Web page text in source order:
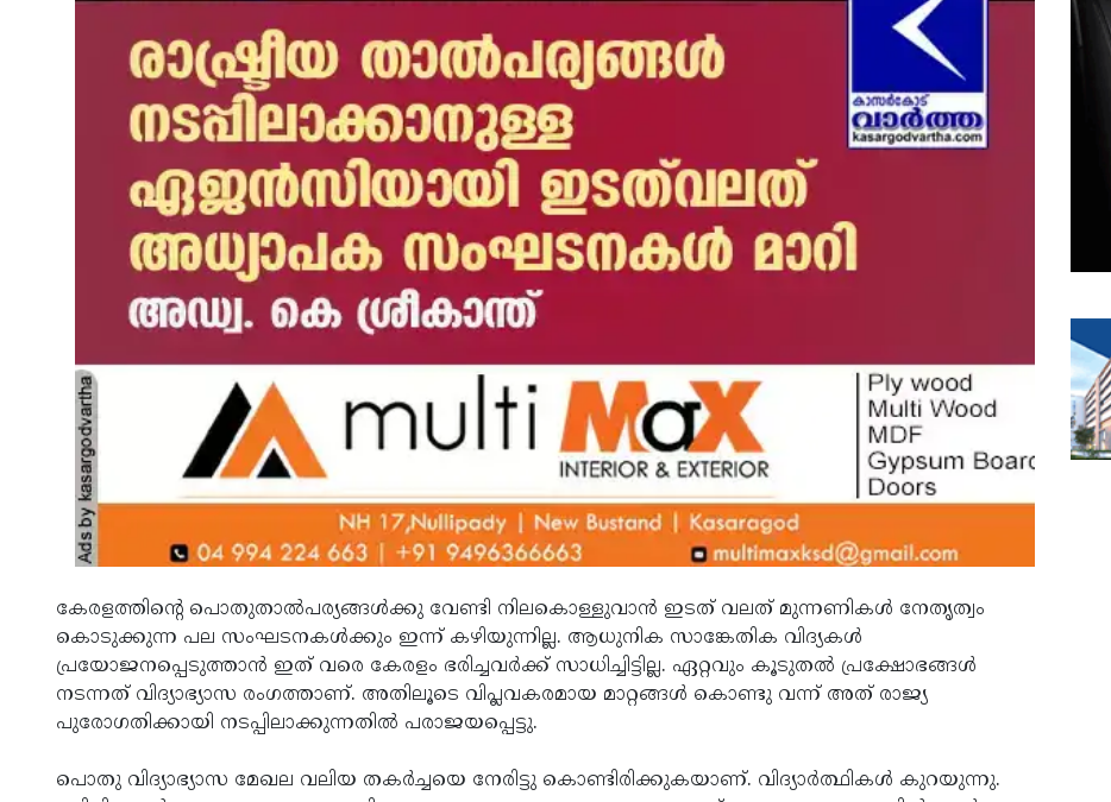
കേരളത്തിന്റെ പൊതുതാല്‍പര്യങ്ങള്‍ക്കു വേണ്ടി നിലകൊള്ളുവാന്‍ ഇടത് വലത് മുന്നണികള്‍ നേതൃത്വം
കൊടുക്കുന്ന പല സംഘടനകള്‍ക്കും ഇന്ന് കഴിയുന്നില്ല. ആധുനിക സാങ്കേതിക വിദ്യകള്‍
പ്രയോജനപ്പെടുത്താന്‍ ഇത് വരെ കേരളം ഭരിച്ചവര്‍ക്ക് സാധിച്ചിട്ടില്ല. ഏറ്റവും കൂടുതല്‍ പ്രക്ഷോഭങ്ങള്‍
നടന്നത് വിദ്യാഭ്യാസ രംഗത്താണ്. അതിലൂടെ വിപ്ലവകരമായ മാറ്റങ്ങള്‍ കൊണ്ടു വന്ന് അത് രാജ്യ
പുരോഗതിക്കായി നടപ്പിലാക്കുന്നതില്‍ പരാജയപ്പെട്ടു.
പൊതു വിദ്യാഭ്യാസ മേഖല വലിയ തകര്‍ച്ചയെ നേരിട്ടു കൊണ്ടിരിക്കുകയാണ്. വിദ്യാര്‍ത്ഥികള്‍ കുറയുന്നു.